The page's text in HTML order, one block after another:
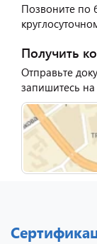
Позвоните по
Получить
Отправьте
запишитесь